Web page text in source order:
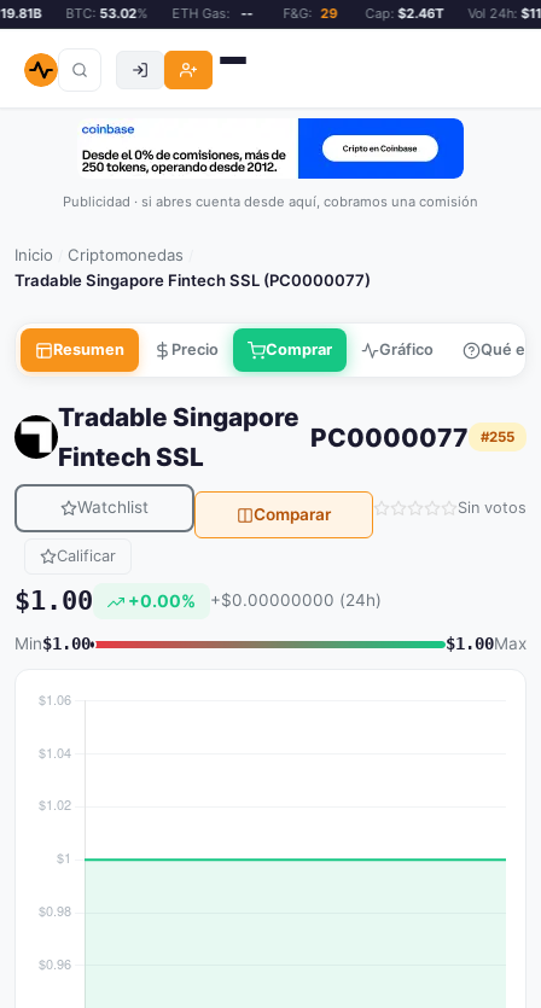
BTC:53.02% ETH Gas: -- F&G: 29 Cap:$2.46T Vol 24h:
Publicidad · si abres cuenta desde aquí, cobramos una comisión
Inicio Criptomonedas
Tradable Singapore Fintech SSL (PC0000077)
Resumen Precio Comprar Gráfico Qué es
Tradable Singapore
Fintech SSL
PC0000077 #255
Watchlist Comparar Sin votos
Calificar
$1.00 +0.00% +$0.00000000 (24h)
Min$1.00 $1.00Max